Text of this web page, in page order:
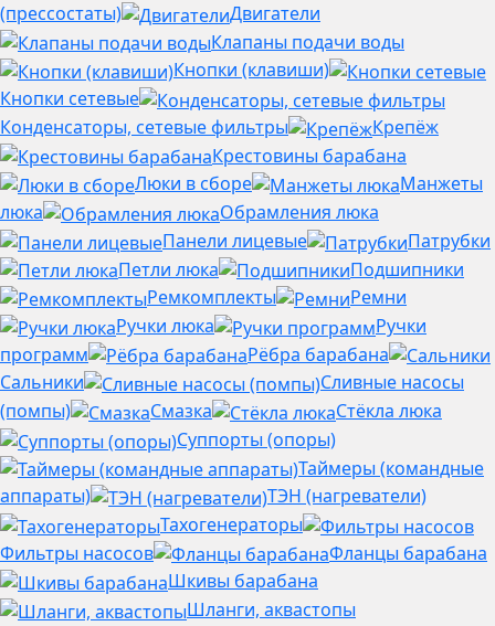
(прессостаты)
Двигатели
Клапаны подачи воды
Кнопки (клавиши)
Кнопки сетевые
Конденсаторы, сетевые фильтры
Крепёж
Крестовины барабана
Люки в сборе
Манжеты
люка
Обрамления люка
Панели лицевые
Патрубки
Петли люка
Подшипники
Ремкомплекты
Ремни
Ручки люка
Ручки
программ
Рёбра барабана
Сальники
Сливные насосы
(помпы)
Смазка
Стёкла люка
Суппорты (опоры)
Таймеры (командные
аппараты)
ТЭН (нагреватели)
Тахогенераторы
Фильтры насосов
Фланцы барабана
Шкивы барабана
Шланги, аквастопы